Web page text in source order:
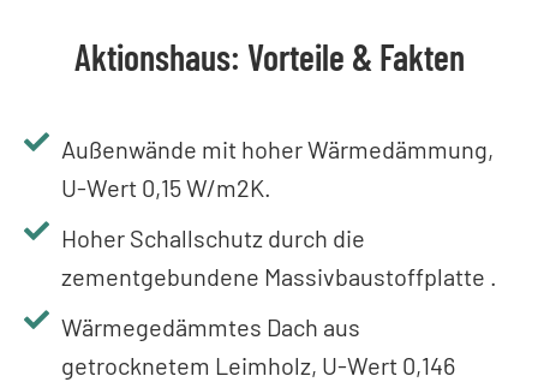
Aktionshaus: Vorteile & Fakten
Außenwände mit hoher Wärmedämmung,
U-Wert 0,15 W/m2K.
Hoher Schallschutz durch die
zementgebundene Massivbaustoffplatte
Wärmegedämmtes Dach aus
getrocknetem Leimholz, U-Wert 0,146